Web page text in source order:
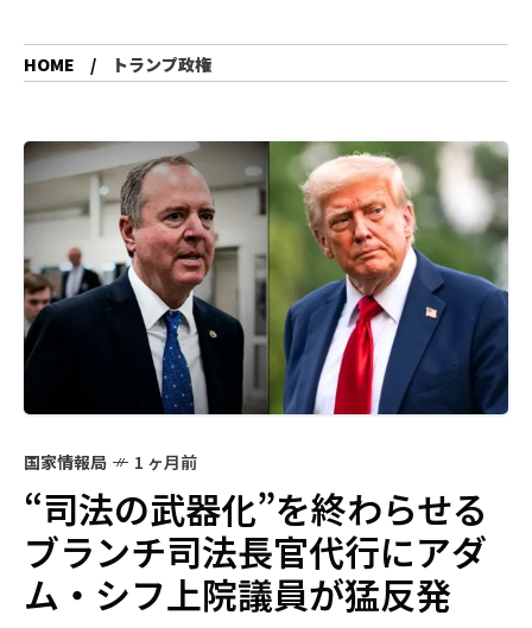
HOME トランプ政権
国家情報局 1 ヶ月前
“司法の武器化”を終わらせる
ブランチ司法長官代行にアダ
ム・シフ上院議員が猛反発